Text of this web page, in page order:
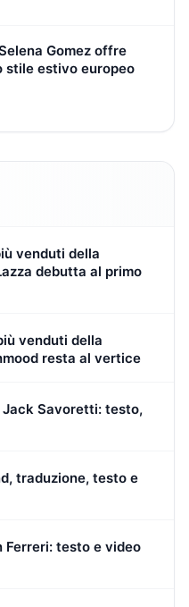
Gomez offre
stile estivo europeo
venduti della
debutta al primo
venduti della
resta al vertice
Jack Savoretti: testo,
traduzione, testo e
Ferreri: testo e video